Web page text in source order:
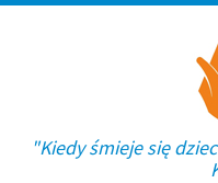
"Kiedy śmieje się